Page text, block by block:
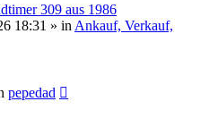
309 aus 1986
18:31 » in Ankauf, Verkauf,
pepedad